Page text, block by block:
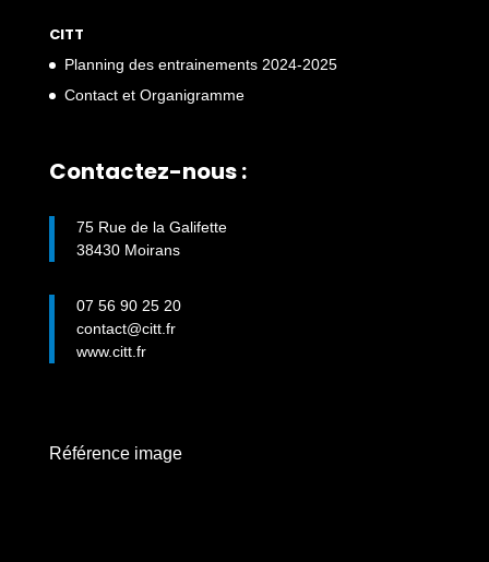
CITT
Planning des entrainements 2024-2025
Contact et Organigramme
Contactez-nous :
75 Rue de la Galifette
38430 Moirans
07 56 90 25 20
contact@citt.fr
www.citt.fr
Référence image